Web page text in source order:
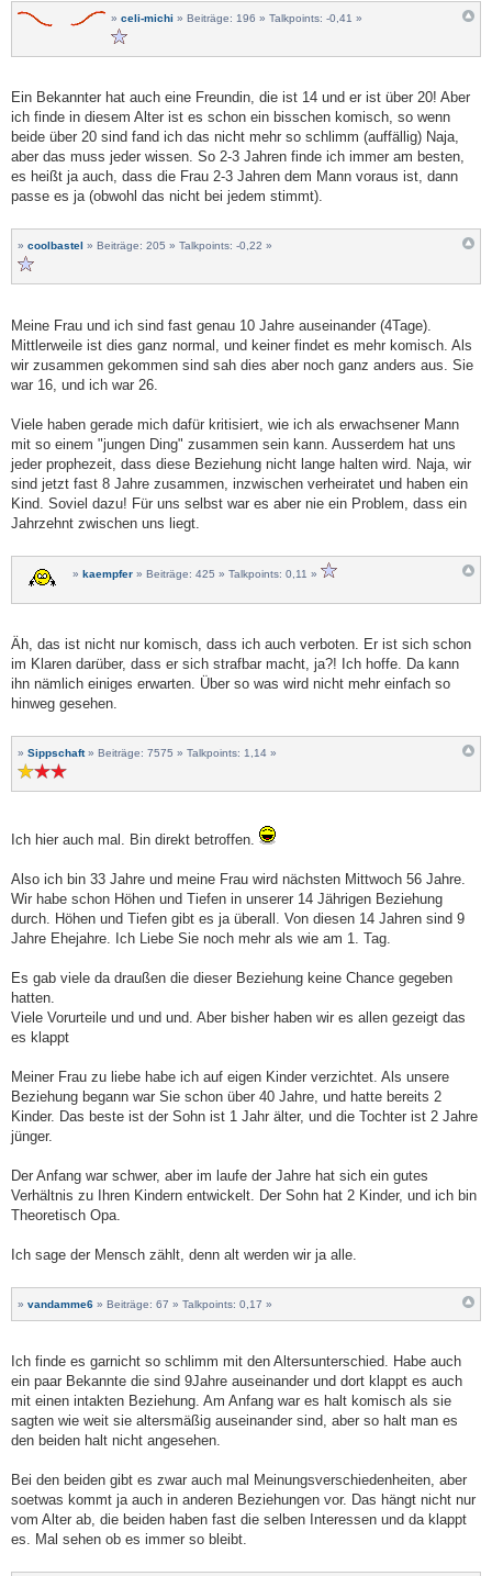
» celi-michi » Beiträge: 196 » Talkpoints: -0,41 »
Ein Bekannter hat auch eine Freundin, die ist 14 und er ist über 20! Aber
ich finde in diesem Alter ist es schon ein bisschen komisch, so wenn
beide über 20 sind fand ich das nicht mehr so schlimm (auffällig) Naja,
aber das muss jeder wissen. So 2-3 Jahren finde ich immer am besten,
es heißt ja auch, dass die Frau 2-3 Jahren dem Mann voraus ist, dann
passe es ja (obwohl das nicht bei jedem stimmt).
» coolbastel » Beiträge: 205 » Talkpoints: -0,22 »
Meine Frau und ich sind fast genau 10 Jahre auseinander (4Tage).
Mittlerweile ist dies ganz normal, und keiner findet es mehr komisch. Als
wir zusammen gekommen sind sah dies aber noch ganz anders aus. Sie
war 16, und ich war 26.
Viele haben gerade mich dafür kritisiert, wie ich als erwachsener Mann
mit so einem "jungen Ding" zusammen sein kann. Ausserdem hat uns
jeder prophezeit, dass diese Beziehung nicht lange halten wird. Naja, wir
sind jetzt fast 8 Jahre zusammen, inzwischen verheiratet und haben ein
Kind. Soviel dazu! Für uns selbst war es aber nie ein Problem, dass ein
Jahrzehnt zwischen uns liegt.
» kaempfer » Beiträge: 425 » Talkpoints: 0,11 »
Äh, das ist nicht nur komisch, dass ich auch verboten. Er ist sich schon
im Klaren darüber, dass er sich strafbar macht, ja?! Ich hoffe. Da kann
ihn nämlich einiges erwarten. Über so was wird nicht mehr einfach so
hinweg gesehen.
» Sippschaft» Beiträge: 7575 » Talkpoints: 1,14 »
Ich hier auch mal. Bin direkt betroffen.
Also ich bin 33 Jahre und meine Frau wird nächsten Mittwoch 56 Jahre.
Wir habe schon Höhen und Tiefen in unserer 14 Jährigen Beziehung
durch. Höhen und Tiefen gibt es ja überall. Von diesen 14 Jahren sind 9
Jahre Ehejahre. Ich Liebe Sie noch mehr als wie am 1. Tag.
Es gab viele da draußen die dieser Beziehung keine Chance gegeben
hatten.
Viele Vorurteile und und und. Aber bisher haben wir es allen gezeigt das
es klappt
Meiner Frau zu liebe habe ich auf eigen Kinder verzichtet. Als unsere
Beziehung begann war Sie schon über 40 Jahre, und hatte bereits 2
Kinder. Das beste ist der Sohn ist 1 Jahr älter, und die Tochter ist 2 Jahre
jünger.
Der Anfang war schwer, aber im laufe der Jahre hat sich ein gutes
Verhältnis zu Ihren Kindern entwickelt. Der Sohn hat 2 Kinder, und ich bin
Theoretisch Opa.
Ich sage der Mensch zählt, denn alt werden wir ja alle.
» vandamme6 » Beiträge: 67 » Talkpoints: 0,17 »
Ich finde es garnicht so schlimm mit den Altersunterschied. Habe auch
ein paar Bekannte die sind 9Jahre auseinander und dort klappt es auch
mit einen intakten Beziehung. Am Anfang war es halt komisch als sie
sagten wie weit sie altersmäßig auseinander sind, aber so halt man es
den beiden halt nicht angesehen.
Bei den beiden gibt es zwar auch mal Meinungsverschiedenheiten, aber
soetwas kommt ja auch in anderen Beziehungen vor. Das hängt nicht nur
vom Alter ab, die beiden haben fast die selben Interessen und da klappt
es. Mal sehen ob es immer so bleibt.